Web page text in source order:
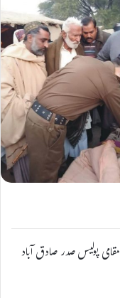
پولیس صدر صادق آباد